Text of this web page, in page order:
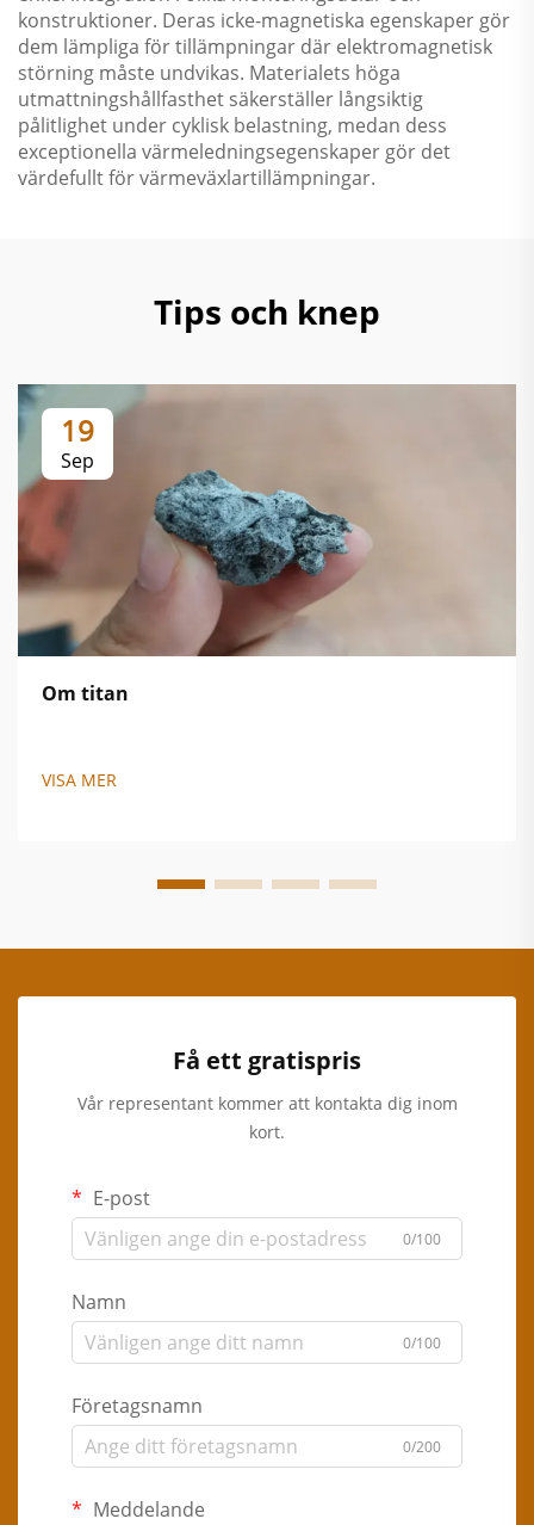
konstruktioner. Deras icke-magnetiska egenskaper gör
dem lämpliga för tillämpningar där elektromagnetisk
störning måste undvikas. Materialets höga
utmattningshållfasthet säkerställer långsiktig
pålitlighet under cyklisk belastning, medan dess
exceptionella värmeledningsegenskaper gör det
värdefullt för värmeväxlartillämpningar.
Tips och knep
19
Sep
Om titan
VISA MER
Få ett gratispris
Vår representant kommer att kontakta dig inom
kort.
E-post
0/100
Namn
0/100
Företagsnamn
0/200
Meddelande